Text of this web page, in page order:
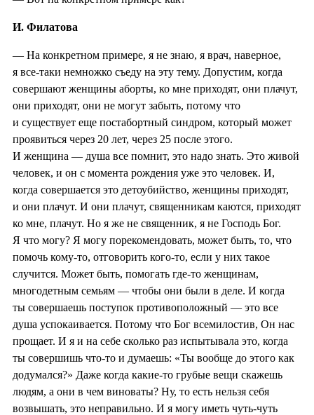
И. Филатова
— На конкретном примере, я не знаю, я врач, наверное,
я все-таки немножко съеду на эту тему. Допустим, когда
совершают женщины аборты, ко мне приходят, они плачут,
они приходят, они не могут забыть, потому что
и существует еще постабортный синдром, который может
проявиться через 20 лет, через 25 после этого.
И женщина — душа все помнит, это надо знать. Это живой
человек, и он с момента рождения уже это человек. И,
когда совершается это детоубийство, женщины приходят,
и они плачут. И они плачут, священникам каются, приходят
ко мне, плачут. Но я же не священник, я не Господь Бог.
Я что могу? Я могу порекомендовать, может быть, то, что
помочь кому-то, отговорить кого-то, если у них такое
случится. Может быть, помогать где-то женщинам,
многодетным семьям — чтобы они были в деле. И когда
ты совершаешь поступок противоположный — это все
душа успокаивается. Потому что Бог всемилостив, Он нас
прощает. И я и на себе сколько раз испытывала это, когда
ты совершишь что-то и думаешь: «Ты вообще до этого как
додумался?» Даже когда какие-то грубые вещи скажешь
людям, а они в чем виноваты? Ну, то есть нельзя себя
возвышать, это неправильно. И я могу иметь чуть-чуть